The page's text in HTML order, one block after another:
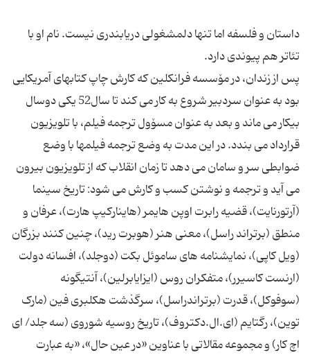
داستان و فلسفه اما تنها دلمشغولى دریابندرى نیست. نام او با
پس از زندان، در مۆسسه فرانکلین که کارش چاپ کتابهاى آمریکایى
بود به عنوان سردبیر شروع به کار مى کند تا سال52 یکى دوسال
بیکار مى ماند و بعد به عنوان مسۆول ترجمه فیلم، با تلویزیون
قرارداد مى بندد. در این مدت به وضع ترجمه فیلمها با وضع
ضوابطى سر و سامان مى دهد تا زمان انقلاب که از تلویزیون بیرون
مى آید و ترجمه و نوشتن کسب و کارش مى شود: تاریخ سینما
(آرتورنایت)، قضیه رابرت اوپن هایمر (هاینارکیپ هارت)، عرفان و
منطق (برتراند راسل)، معنى هنر (هوبرت رید)، چنین کنند بزرگان
(ویل کاپى)، نمایشنامه هاى ساموئل بکت (دوجلد)، افسانه دولت
(ارنست کاسیرر)، متفکران روس (ایزایابرلین)، آنتیگونه
(سوفوکل)، قدرت (برتراندراسل)، سرگذشت هکلبرى فین (مارک
توین)، رگتایم (اى.ال.دکتروف)، تاریخ روسیه شوروى (سه جلد‎/ اى
اچ کار) و مجموعه مقالاتى با عناوین «در عین حال»، «به عبارت